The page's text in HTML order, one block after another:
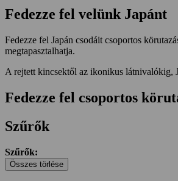
Fedezze fel velünk Japánt
Fedezze fel Japán csodáit csoportos
megtapasztalhatja.
A rejtett kincsektől az ikonikus látnivalókig,
Fedezze fel csoportos
Szűrők
Szűrők:
Összes törlése